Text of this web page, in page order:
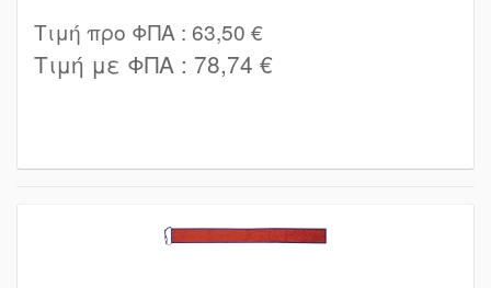
Τιμή προ ΦΠΑ : 63,50 €
Τιμή με ΦΠΑ : 78,74 €